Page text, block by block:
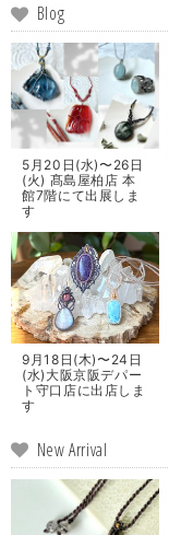
Blog
5月20日(水)〜26日
(火) 髙島屋柏店 本
館7階にて出展しま
す
9月18日(木)〜24日
(水)大阪京阪デパー
ト守口店に出店しま
す
New Arrival